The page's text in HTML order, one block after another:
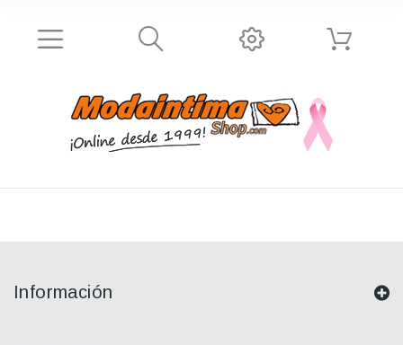
Información